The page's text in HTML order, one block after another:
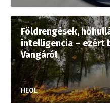
Földrengések,
intelligencia – ezért
Vangáról
HEOL